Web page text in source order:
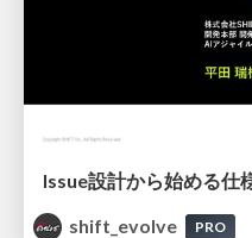
shift_evolve
PRO